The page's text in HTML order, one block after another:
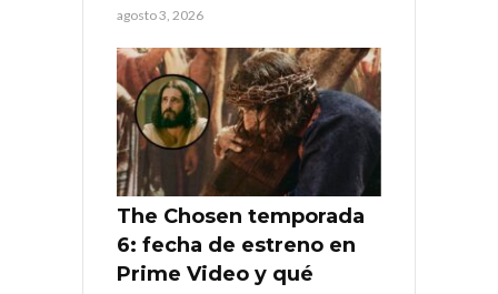
agosto 3, 2026
The Chosen temporada
6: fecha de estreno en
Prime Video y qué